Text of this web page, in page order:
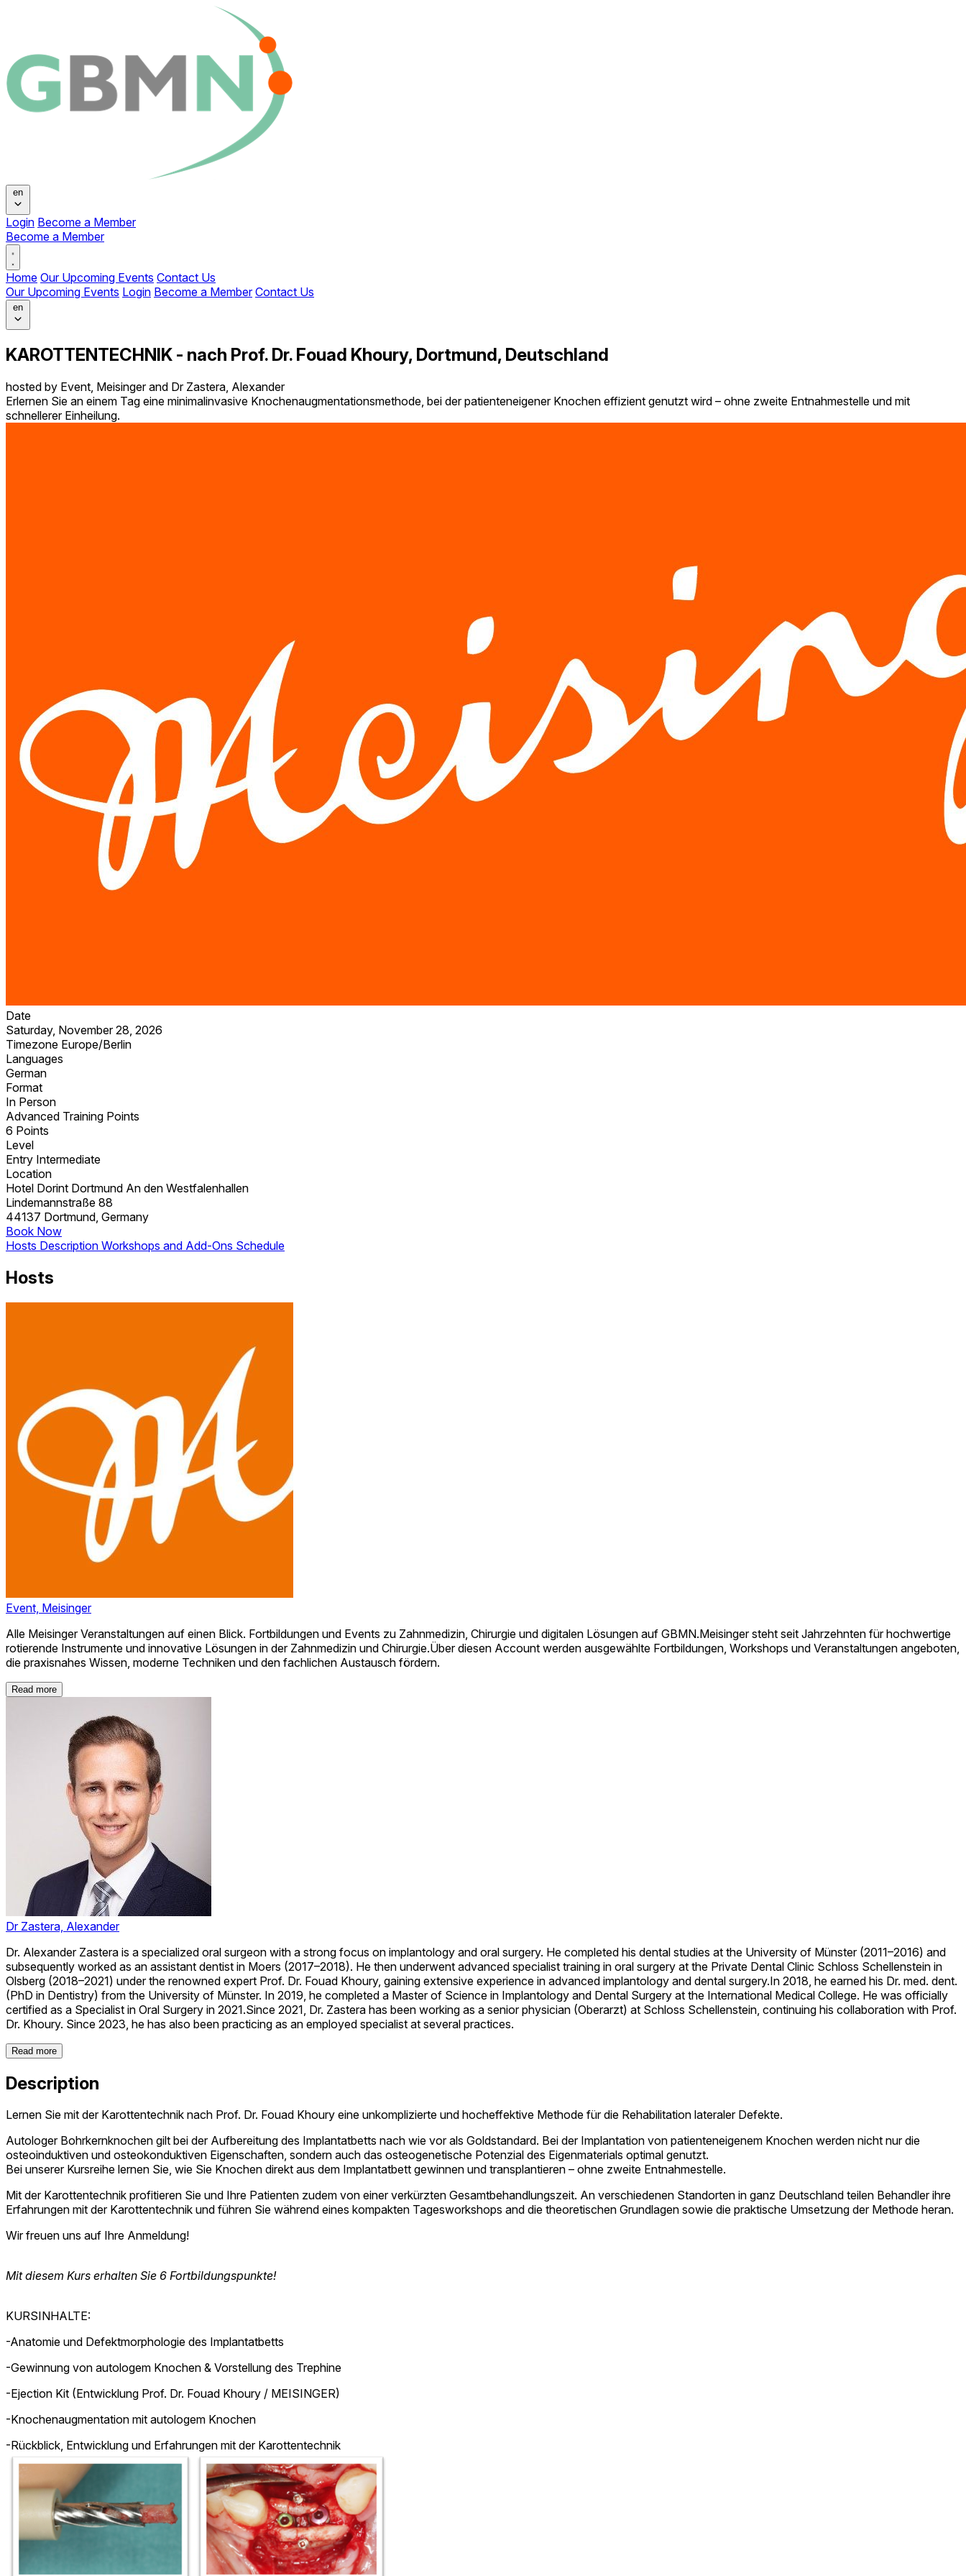
Change language
en
Login Become a Member
Become a Member
Open main menu
Home Our Upcoming Events Contact Us
Our Upcoming Events Login Become a Member Contact Us
Change language
en
KAROTTENTECHNIK - nach Prof. Dr. Fouad Khoury, Dortmund, Deutschland
hosted by Event, Meisinger and Dr Zastera, Alexander
Erlernen Sie an einem Tag eine minimalinvasive Knochenaugmentationsmethode, bei der patienteneigener Knochen effizient genutzt wird – ohne zweite Entnahmestelle und mit
schnellerer Einheilung.
Date
Saturday, November 28, 2026
Timezone Europe/Berlin
Languages
German
Format
In Person
Advanced Training Points
6 Points
Level
Entry Intermediate
Location
Hotel Dorint Dortmund An den Westfalenhallen
Lindemannstraße 88
44137 Dortmund, Germany
Book Now
Hosts Description Workshops and Add-Ons Schedule
Hosts
Event, Meisinger
Alle Meisinger Veranstaltungen auf einen Blick. Fortbildungen und Events zu Zahnmedizin, Chirurgie und digitalen Lösungen auf GBMN.Meisinger steht seit Jahrzehnten für hochwertige
rotierende Instrumente und innovative Lösungen in der Zahnmedizin und Chirurgie.Über diesen Account werden ausgewählte Fortbildungen, Workshops und Veranstaltungen angeboten,
die praxisnahes Wissen, moderne Techniken und den fachlichen Austausch fördern.
Read more
Dr Zastera, Alexander
Dr. Alexander Zastera is a specialized oral surgeon with a strong focus on implantology and oral surgery. He completed his dental studies at the University of Münster (2011–2016) and
subsequently worked as an assistant dentist in Moers (2017–2018). He then underwent advanced specialist training in oral surgery at the Private Dental Clinic Schloss Schellenstein in
Olsberg (2018–2021) under the renowned expert Prof. Dr. Fouad Khoury, gaining extensive experience in advanced implantology and dental surgery.In 2018, he earned his Dr. med. dent.
(PhD in Dentistry) from the University of Münster. In 2019, he completed a Master of Science in Implantology and Dental Surgery at the International Medical College. He was officially
certified as a Specialist in Oral Surgery in 2021.Since 2021, Dr. Zastera has been working as a senior physician (Oberarzt) at Schloss Schellenstein, continuing his collaboration with Prof.
Dr. Khoury. Since 2023, he has also been practicing as an employed specialist at several practices.
Read more
Description
Lernen Sie mit der Karottentechnik nach Prof. Dr. Fouad Khoury eine unkomplizierte und hocheffektive Methode für die Rehabilitation lateraler Defekte.
Autologer Bohrkernknochen gilt bei der Aufbereitung des Implantatbetts nach wie vor als Goldstandard. Bei der Implantation von patienteneigenem Knochen werden nicht nur die
osteoinduktiven und osteokonduktiven Eigenschaften, sondern auch das osteogenetische Potenzial des Eigenmaterials optimal genutzt.
Bei unserer Kursreihe lernen Sie, wie Sie Knochen direkt aus dem Implantatbett gewinnen und transplantieren – ohne zweite Entnahmestelle.
Mit der Karottentechnik profitieren Sie und Ihre Patienten zudem von einer verkürzten Gesamtbehandlungszeit. An verschiedenen Standorten in ganz Deutschland teilen Behandler ihre
Erfahrungen mit der Karottentechnik und führen Sie während eines kompakten Tagesworkshops and die theoretischen Grundlagen sowie die praktische Umsetzung der Methode heran.
Wir freuen uns auf Ihre Anmeldung!
Mit diesem Kurs erhalten Sie 6 Fortbildungspunkte!
KURSINHALTE:
-Anatomie und Defektmorphologie des Implantatbetts
-Gewinnung von autologem Knochen & Vorstellung des Trephine
-Ejection Kit (Entwicklung Prof. Dr. Fouad Khoury / MEISINGER)
-Knochenaugmentation mit autologem Knochen
-Rückblick, Entwicklung und Erfahrungen mit der Karottentechnik